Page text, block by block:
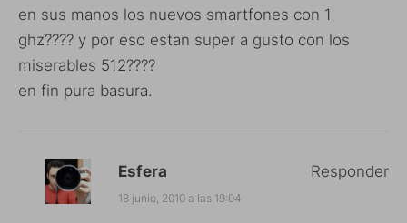
en sus manos los nuevos smartfones con 1
ghz???? y por eso estan super a gusto con los
miserables 512????
en fin pura basura.
Esfera
18 junio, 2010 a las 19:04
Responder